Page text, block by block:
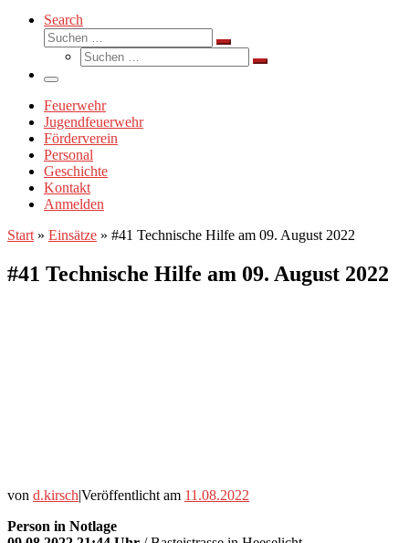
Search
Suche
Suchen …
Suche
Suchen …
Menü
Feuerwehr
Jugendfeuerwehr
Förderverein
Personal
Geschichte
Kontakt
Anmelden
Start » Einsätze » #41 Technische Hilfe am 09. August 2022
#41 Technische Hilfe am 09. August 2022
von d.kirsch|Veröffentlicht am 11.08.2022
Person in Notlage